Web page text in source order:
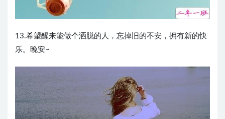
13.希望醒来能做个洒脱的人，忘掉旧的不安，拥有新的快
乐。晚安~